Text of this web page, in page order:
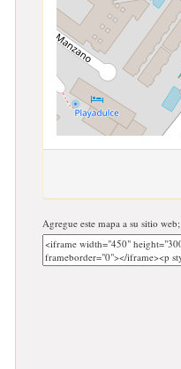
Agregue este mapa a su sitio web;